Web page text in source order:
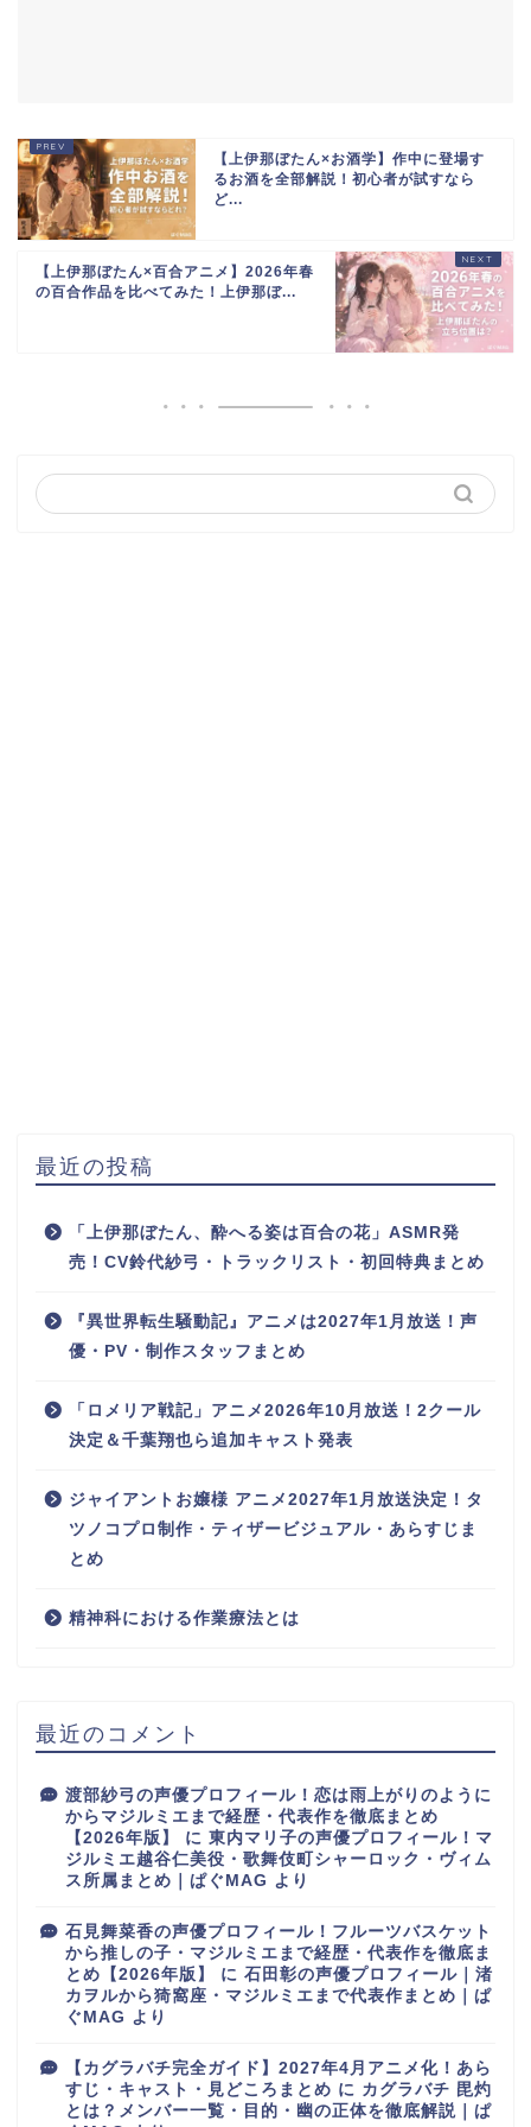
【上伊那ぼたん×お酒学】作中に登場す
るお酒を全部解説！初心者が試すなら
ど...
【上伊那ぼたん×百合アニメ】2026年春
の百合作品を比べてみた！上伊那ぼ...
最近の投稿
「上伊那ぼたん、酔へる姿は百合の花」ASMR発
売！CV鈴代紗弓・トラックリスト・初回特典まとめ
『異世界転生騒動記』アニメは2027年1月放送！声
優・PV・制作スタッフまとめ
「ロメリア戦記」アニメ2026年10月放送！2クール
決定＆千葉翔也ら追加キャスト発表
ジャイアントお嬢様 アニメ2027年1月放送決定！タ
ツノコプロ制作・ティザービジュアル・あらすじま
とめ
精神科における作業療法とは
最近のコメント
渡部紗弓の声優プロフィール！恋は雨上がりのように
からマジルミエまで経歴・代表作を徹底まとめ
【2026年版】
に 東内マリ子の声優プロフィール！マ
ジルミエ越谷仁美役・歌舞伎町シャーロック・ヴィム
ス所属まとめ｜ぱぐMAG より
石見舞菜香の声優プロフィール！フルーツバスケット
から推しの子・マジルミエまで経歴・代表作を徹底ま
とめ【2026年版】
に 石田彰の声優プロフィール｜渚
カヲルから猗窩座・マジルミエまで代表作まとめ｜ぱ
ぐMAG より
【カグラバチ完全ガイド】2027年4月アニメ化！あら
すじ・キャスト・見どころまとめ に カグラバチ 毘灼
とは？メンバー一覧・目的・幽の正体を徹底解説｜ぱ